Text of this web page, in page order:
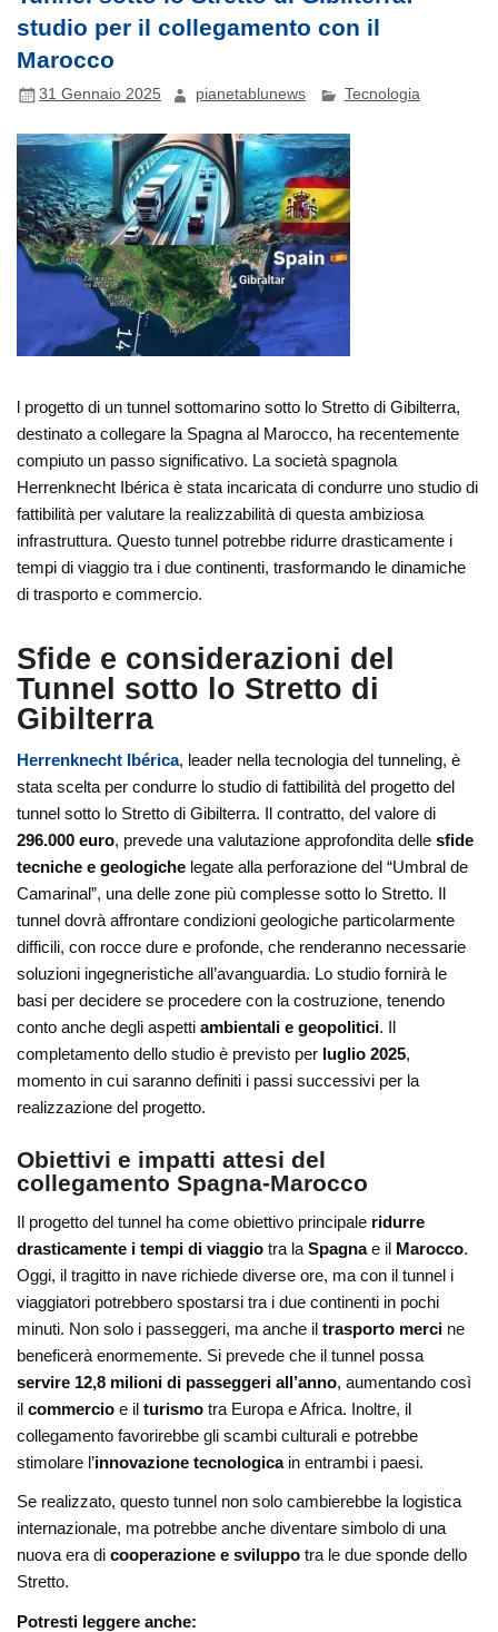
studio per il collegamento con il
Marocco
31 Gennaio 2025 pianetablunews Tecnologia
l progetto di un tunnel sottomarino sotto lo Stretto di Gibilterra,
destinato a collegare la Spagna al Marocco, ha recentemente
compiuto un passo significativo. La società spagnola
Herrenknecht Ibérica è stata incaricata di condurre uno studio di
fattibilità per valutare la realizzabilità di questa ambiziosa
infrastruttura. Questo tunnel potrebbe ridurre drasticamente i
tempi di viaggio tra i due continenti, trasformando le dinamiche
di trasporto e commercio.
Sfide e considerazioni del
Tunnel sotto lo Stretto di
Gibilterra
Herrenknecht Ibérica, leader nella tecnologia del tunneling, è
stata scelta per condurre lo studio di fattibilità del progetto del
tunnel sotto lo Stretto di Gibilterra. Il contratto, del valore di
296.000 euro, prevede una valutazione approfondita dellesfide
tecniche e geologiche legate alla perforazione del “Umbral de
Camarinal”, una delle zone più complesse sotto lo Stretto. Il
tunnel dovrà affrontare condizioni geologiche particolarmente
difficili, con rocce dure e profonde, che renderanno necessarie
soluzioni ingegneristiche all’avanguardia. Lo studio fornirà le
basi per decidere se procedere con la costruzione, tenendo
conto anche degli aspettiambientali e geopolitici. Il
completamento dello studio è previsto per luglio 2025,
momento in cui saranno definiti i passi successivi per la
realizzazione del progetto.
Obiettivi e impatti attesi del
collegamento Spagna-Marocco
Il progetto del tunnel ha come obiettivo principale ridurre
drasticamente i tempi di viaggio tra laSpagnae il Marocco.
Oggi, il tragitto in nave richiede diverse ore, ma con il tunnel i
viaggiatori potrebbero spostarsi tra i due continenti in pochi
minuti. Non solo i passeggeri, ma anche iltrasporto merci ne
beneficerà enormemente. Si prevede che il tunnel possa
servire 12,8 milioni di passeggeri all’anno, aumentando così
ilcommercio e ilturismo tra Europa e Africa. Inoltre, il
collegamento favorirebbe gli scambi culturali e potrebbe
stimolare l’innovazione tecnologicain entrambi i paesi.
Se realizzato, questo tunnel non solo cambierebbe la logistica
internazionale, ma potrebbe anche diventare simbolo di una
nuova era dicooperazione e sviluppo tra le due sponde dello
Stretto.
Potresti leggere anche: